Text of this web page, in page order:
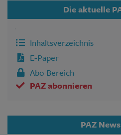
Die aktuelle
Inhaltsverzeichnis
E-Paper
Abo Bereich
PAZ abonnieren
PAZ